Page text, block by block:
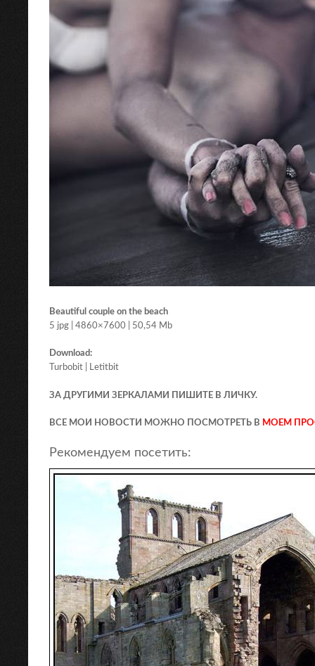
Beautiful couple on the beach
5 jpg | 4860×7600 | 50,54 Mb
Download:
Turbobit | Letitbit
ЗА ДРУГИМИ ЗЕРКАЛАМИ ПИШИТЕ В ЛИЧКУ.
ВСЕ МОИ НОВОСТИ МОЖНО ПОСМОТРЕТЬ В МОЕМ
Рекомендуем посетить: